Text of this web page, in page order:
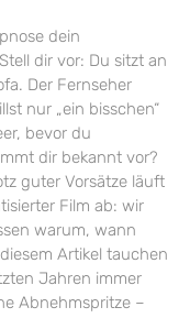
dein
dir vor: Du sitzt an
Der Fernseher
nur „ein bisschen“
bevor du
dir bekannt vor?
guter Vorsätze läuft
Film ab: wir
warum, wann
Artikel tauchen
Jahren immer
Abnehmspritze –